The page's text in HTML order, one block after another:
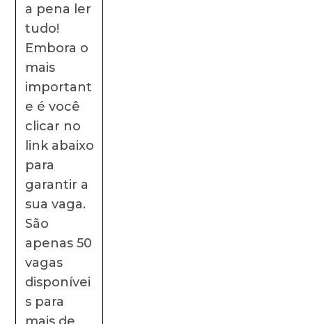
a pena ler
tudo!
Embora o
mais
important
e é você
clicar no
link abaixo
para
garantir a
sua vaga.
São
apenas 50
vagas
disponívei
s para